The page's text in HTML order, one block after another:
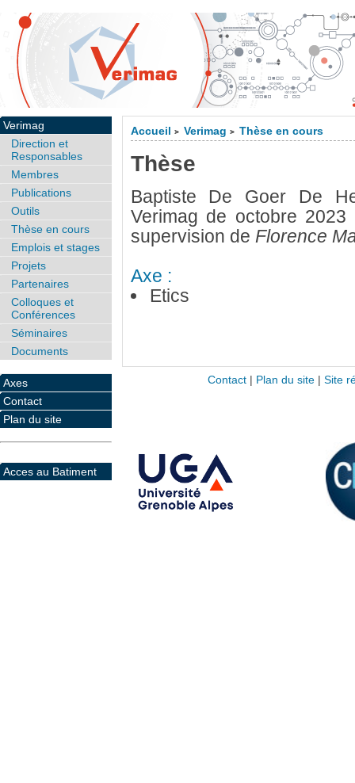
Accueil > Verimag > Thèse en cours
Thèse
Baptiste De Goer De
Verimag de octobre
supervision de Florence
Axe :
Etics
Verimag
Direction et
Responsables
Membres
Publications
Outils
Thèse en cours
Emplois et stages
Projets
Partenaires
Colloques et
Conférences
Séminaires
Documents
Axes
Contact
Plan du site
Acces au Batiment
Contact| Plan du site| Site